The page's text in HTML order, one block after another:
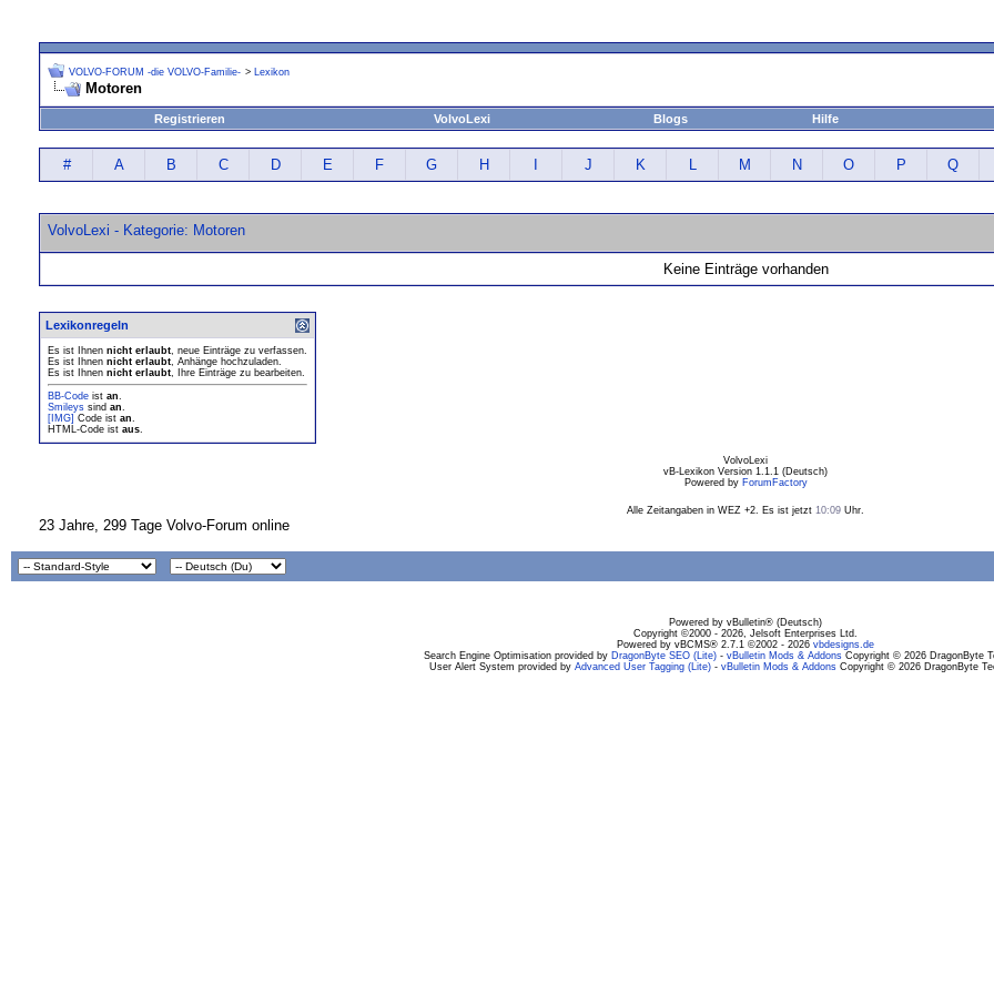
VOLVO-FORUM -die VOLVO-Familie- > Lexikon
Motoren
Registrieren VolvoLexi Blogs Hilfe
# A B C D E F G H J K L M N O P Q
VolvoLexi - Kategorie: Motoren
Keine Einträge vorhanden
Lexikonregeln
Es ist Ihnen nicht erlaubt, neue Einträge zu verfassen.
Es ist Ihnen nicht erlaubt, Anhänge hochzuladen.
Es ist Ihnen nicht erlaubt, Ihre Einträge zu bearbeiten.
BB-Code ist an.
Smileys sind an.
[IMG] Code ist an.
HTML-Code ist aus.
VolvoLexi
vB-Lexikon Version 1.1.1 (Deutsch)
Powered by ForumFactory
Alle Zeitangaben in WEZ +2. Es ist jetzt 10:09 Uhr.
23 Jahre, 299 Tage Volvo-Forum online
Powered by vBulletin® (Deutsch)
Copyright ©2000 - 2026, Jelsoft Enterprises Ltd.
Powered by vBCMS® 2.7.1 ©2002 - 2026 vbdesigns.de
Search Engine Optimisation provided by DragonByte SEO (Lite)- vBulletin Mods & AddonsCopyright © 2026 DragonByte
User Alert System provided by Advanced User Tagging (Lite)- vBulletin Mods & AddonsCopyright © 2026 DragonByte